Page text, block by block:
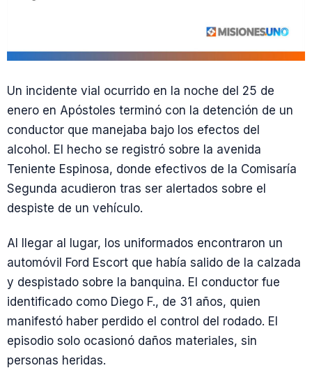
Un incidente vial ocurrido en la noche del 25 de
enero en Apóstoles terminó con la detención de un
conductor que manejaba bajo los efectos del
alcohol. El hecho se registró sobre la avenida
Teniente Espinosa, donde efectivos de la Comisaría
Segunda acudieron tras ser alertados sobre el
despiste de un vehículo.
Al llegar al lugar, los uniformados encontraron un
automóvil Ford Escort que había salido de la calzada
y despistado sobre la banquina. El conductor fue
identificado como Diego F., de 31 años, quien
manifestó haber perdido el control del rodado. El
episodio solo ocasionó daños materiales, sin
personas heridas.